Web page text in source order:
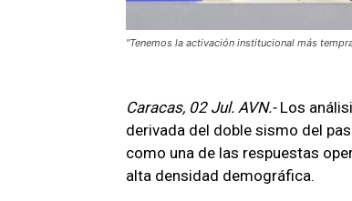
"Tenemos la activación institucional más
Caracas, 02 Jul. AVN.- Los
derivada del doble sismo del
como una de las respuestas
alta densidad demográfica.